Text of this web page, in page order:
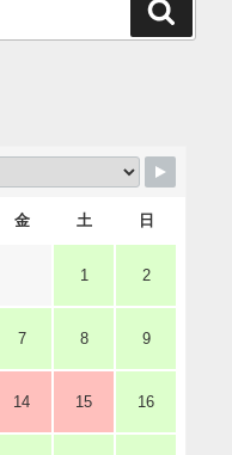
金 土 日
1 2
7 8 9
14 15 16